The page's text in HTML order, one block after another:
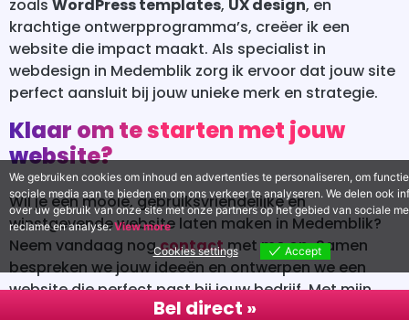
zoals WordPress templates, UX design, en
krachtige ontwerpprogramma’s, creëer ik een
website die impact maakt. Als specialist in
webdesign in Medemblik zorg ik ervoor dat jouw site
perfect aansluit bij jouw unieke merk en strategie.
Klaar om te starten met jouw
website?
Wil je een mooie, gebruiksvriendelijke en
winstgevende website laten maken in Medemblik?
Neem vandaag nogcontactmet me op. Samen
bespreken we jouw ideeën en ontwerpen we een
website die perfect past bij jouw bedrijf. Met mijn
WordPress, UX design
Bel direct »
We gebruiken cookies om inhoud en advertenties te personaliseren, om
sociale media aan te bieden en om ons verkeer te analyseren. We delen ook
over uw gebruik van onze site met onze partners op het gebied van sociale
reclame en analyse.View more
Cookies settings
Accept